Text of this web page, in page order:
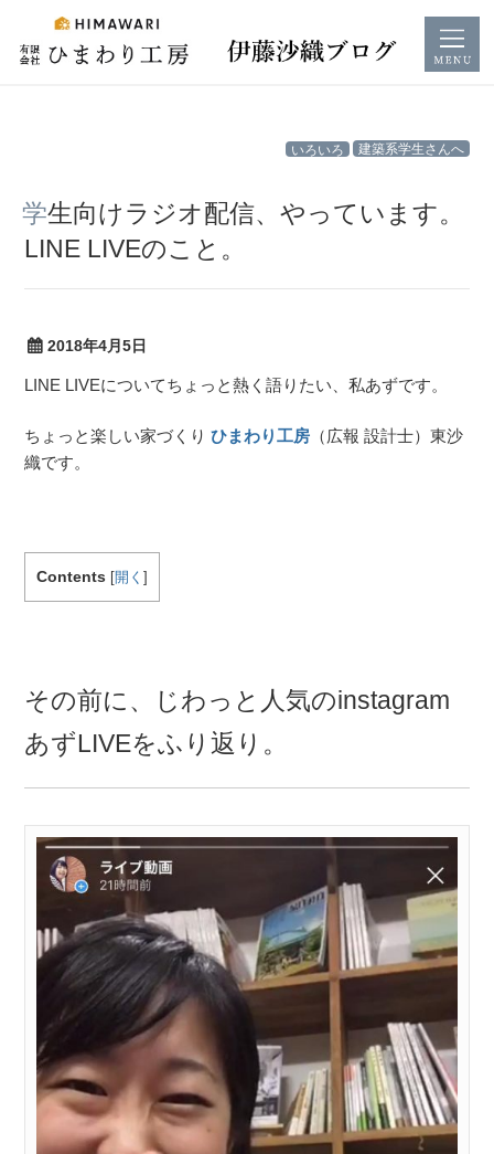
建築系学生さんへ
いろいろ
学生向けラジオ配信、やっています。
LINE LIVEのこと。
2018年4月5日
LINE LIVEについてちょっと熱く語りたい、私あずです。
ちょっと楽しい家づくりひまわり工房 （広報 設計士）東沙
織です。
Contents [開く]
その前に、じわっと人気のinstagram
あずLIVEをふり返り。